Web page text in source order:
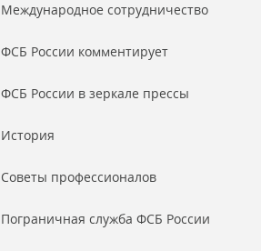
Международное сотрудничество
ФСБ России комментирует
ФСБ России в зеркале прессы
История
Советы профессионалов
Пограничная служба ФСБ России